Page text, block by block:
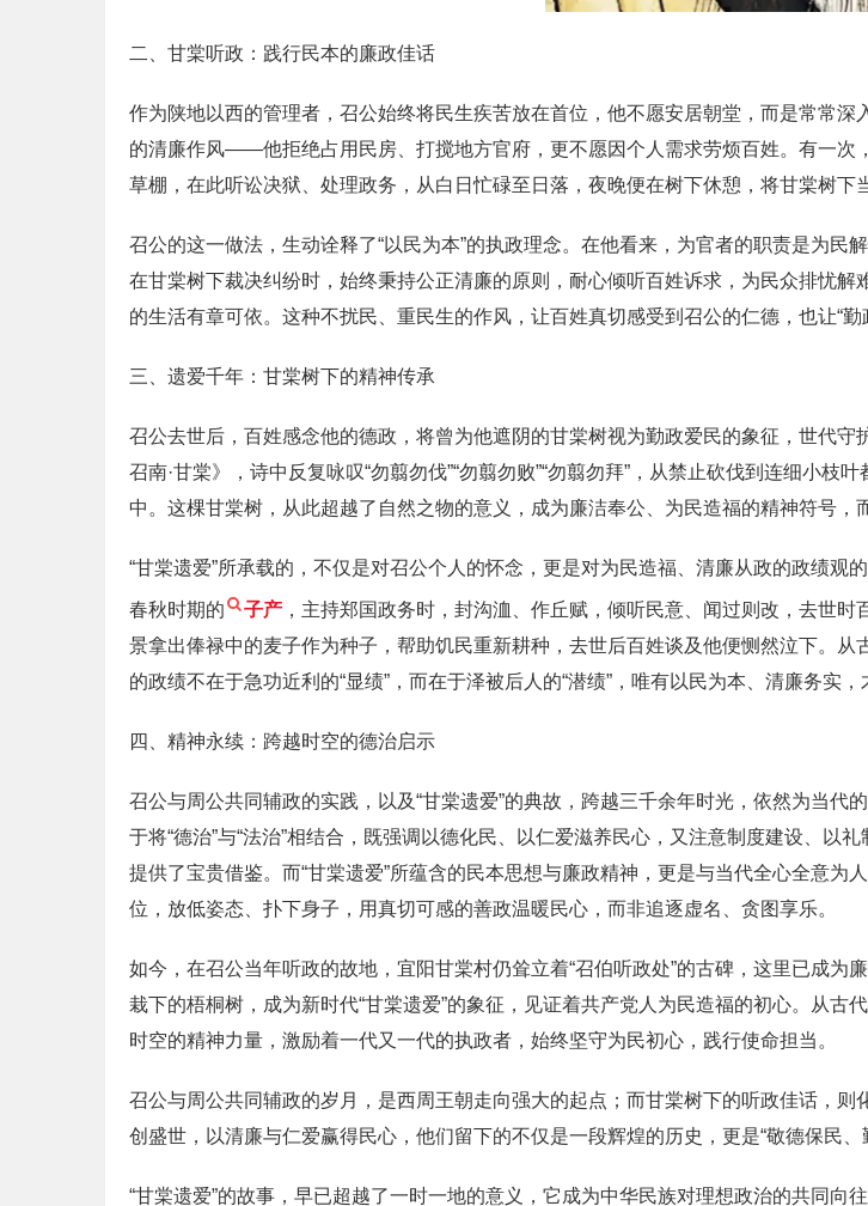
二、甘棠听政：践行民本的廉政佳话
作为陕地以西的管理者，召公始终将民生疾苦放在首位，他不愿安居朝堂，而是常常
的清廉作风——他拒绝占用民房、打搅地方官府，更不愿因个人需求劳烦百姓。有一次
草棚，在此听讼决狱、处理政务，从白日忙碌至日落，夜晚便在树下休憩，将甘棠树下
召公的这一做法，生动诠释了“以民为本”的执政理念。在他看来，为官者的职责是为
在甘棠树下裁决纠纷时，始终秉持公正清廉的原则，耐心倾听百姓诉求，为民众排忧
的生活有章可依。这种不扰民、重民生的作风，让百姓真切感受到召公的仁德，也让“勤
三、遗爱千年：甘棠树下的精神传承
召公去世后，百姓感念他的德政，将曾为他遮阴的甘棠树视为勤政爱民的象征，世代
召南·甘棠》，诗中反复咏叹“勿翦勿伐”“勿翦勿败”“勿翦勿拜”，从禁止砍伐到连细小
中。这棵甘棠树，从此超越了自然之物的意义，成为廉洁奉公、为民造福的精神符号，
“甘棠遗爱”所承载的，不仅是对召公个人的怀念，更是对为民造福、清廉从政的政绩观
春秋时期的 子产 ，主持郑国政务时，封沟洫、作丘赋，倾听民意、闻过则改，去世时
景拿出俸禄中的麦子作为种子，帮助饥民重新耕种，去世后百姓谈及他便恻然泣下。
的政绩不在于急功近利的“显绩”，而在于泽被后人的“潜绩”，唯有以民为本、清廉务实，
四、精神永续：跨越时空的德治启示
召公与周公共同辅政的实践，以及“甘棠遗爱”的典故，跨越三千余年时光，依然为当
于将“德治”与“法治”相结合，既强调以德化民、以仁爱滋养民心，又注意制度建设、
提供了宝贵借鉴。而“甘棠遗爱”所蕴含的民本思想与廉政精神，更是与当代全心全意
位，放低姿态、扑下身子，用真切可感的善政温暖民心，而非追逐虚名、贪图享乐。
如今，在召公当年听政的故地，宜阳甘棠村仍耸立着“召伯听政处”的古碑，这里已成
栽下的梧桐树，成为新时代“甘棠遗爱”的象征，见证着共产党人为民造福的初心。从古
时空的精神力量，激励着一代又一代的执政者，始终坚守为民初心，践行使命担当。
召公与周公共同辅政的岁月，是西周王朝走向强大的起点；而甘棠树下的听政佳话，
创盛世，以清廉与仁爱赢得民心，他们留下的不仅是一段辉煌的历史，更是“敬德保民、
“甘棠遗爱”的故事，早已超越了一时一地的意义，它成为中华民族对理想政治的共同